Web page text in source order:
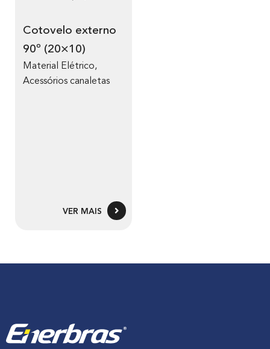
Cotovelo externo
90º (20×10)
Material Elétrico,
Acessórios canaletas
VER MAIS